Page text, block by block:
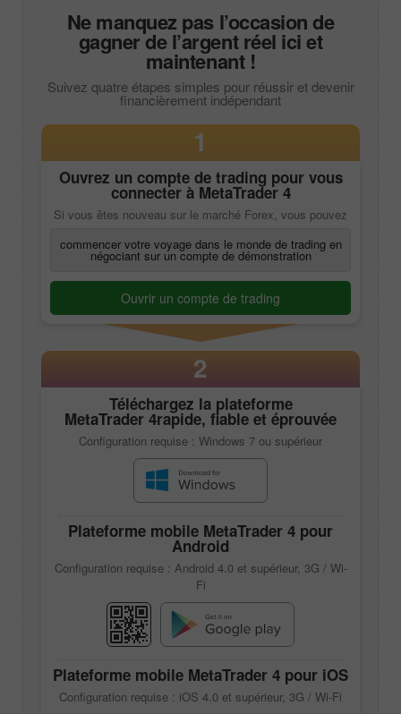
Ne manquez pas l’occasion de
gagner de l’argent réel ici et
maintenant !
Suivez quatre étapes simples pour réussir et devenir
financièrement indépendant
1
Ouvrez un compte de trading pour vous
connecter à MetaTrader 4
Si vous êtes nouveau sur le marché Forex, vous pouvez
commencer votre voyage dans le monde de trading en
négociant sur un compte de démonstration
Ouvrir un compte de trading
2
Téléchargez la plateforme
MetaTrader 4rapide, fiable et éprouvée
Configuration requise : Windows 7 ou supérieur
Plateforme mobile MetaTrader 4 pour
Android
Configuration requise : Android 4.0 et supérieur, 3G / Wi-
Fi
Plateforme mobile MetaTrader 4 pour iOS
Configuration requise : iOS 4.0 et supérieur, 3G / Wi-Fi